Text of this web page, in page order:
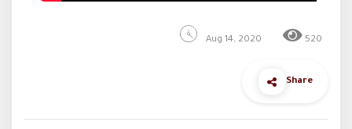
Aug 14, 2020 520
Share